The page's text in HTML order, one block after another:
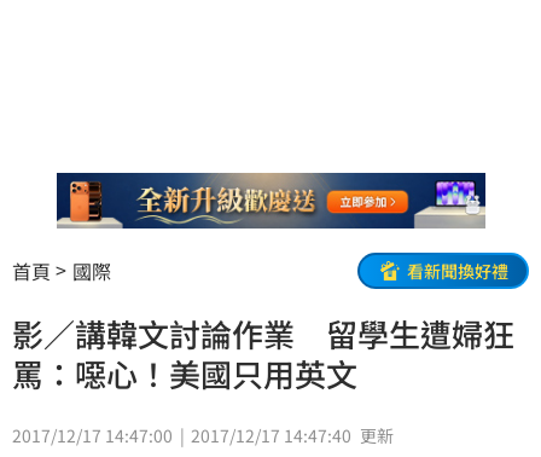
首頁 國際 看新聞換好禮
影／講韓文討論作業 留學生遭婦狂
罵：噁心！美國只用英文
2017/12/17 14:47:00 2017/12/17 14:47:40 更新